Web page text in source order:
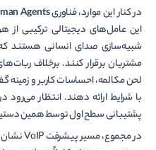
در کنار این موارد، فناوریAgents
این عامل‌های دیجیتالی ترکیبی
شبیه‌سازی صدای انسانی هستند که
مشتریان برقرار کنند. برخلاف
لحن مکالمه، احساسات کاربر و زمینه
با شرایط ارائه دهند. انتظار
پشتیبانی سطح اول توسط همین